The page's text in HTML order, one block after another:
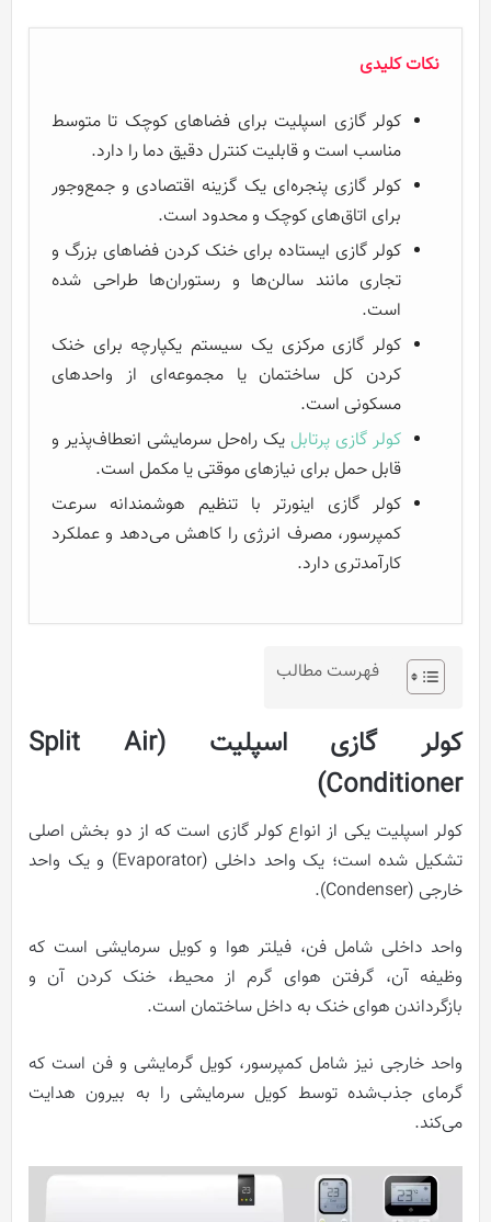
نکات کلیدی
کولر گازی اسپلیت برای فضاهای کوچک تا متوسط
مناسب است و قابلیت کنترل دقیق دما را دارد.
کولر گازی پنجره‌ای یک گزینه اقتصادی و جمع‌وجور
برای اتاق‌های کوچک و محدود است.
کولر گازی ایستاده برای خنک کردن فضاهای بزرگ و
تجاری مانند سالن‌ها و رستوران‌ها طراحی شده
است.
کولر گازی مرکزی یک سیستم یکپارچه برای خنک
کردن کل ساختمان یا مجموعه‌ای از واحدهای
مسکونی است.
کولر گازی پرتابل یک راه‌حل سرمایشی انعطاف‌پذیر و
قابل حمل برای نیازهای موقتی یا مکمل است.
کولر گازی اینورتر با تنظیم هوشمندانه سرعت
کمپرسور، مصرف انرژی را کاهش می‌دهد و عملکرد
کارآمدتری دارد.
فهرست مطالب
کولر گازی اسپلیت (Split Air
Conditioner)
کولر اسپلیت یکی از انواع کولر گازی است که از دو بخش اصلی
تشکیل شده‌ است؛ یک واحد داخلی (Evaporator) و یک واحد
خارجی (Condenser).
واحد داخلی شامل فن، فیلتر هوا و کویل سرمایشی است که
وظیفه آن، گرفتن هوای گرم از محیط، خنک کردن آن و
بازگرداندن هوای خنک به داخل ساختمان است.
واحد خارجی نیز شامل کمپرسور، کویل گرمایشی و فن است که
گرمای جذب‌شده توسط کویل سرمایشی را به بیرون هدایت
می‌کند.